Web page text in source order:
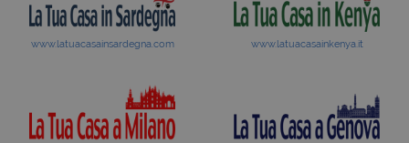
www.latuacasainsardegna.com www.latuacasainkenya.it